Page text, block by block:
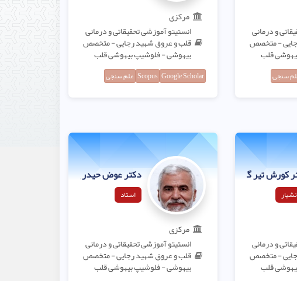
و درمانی
- متخصص
قلب
سنجی
مرکزی
انستیتو آموزشی تحقیقاتی و درمانی
قلب و عروق شهید رجایی - متخصص
بیهوشی - فلوشیپ بیهوشی قلب
Google Scholar
Scopus علم سنجی
کورش تیر گر فاخری
و درمانی
- متخصص
قلب
دکتر عوض حیدر پور شهرضایی
استاد
مرکزی
انستیتو آموزشی تحقیقاتی و درمانی
قلب و عروق شهید رجایی - متخصص
بیهوشی - فلوشیپ بیهوشی قلب